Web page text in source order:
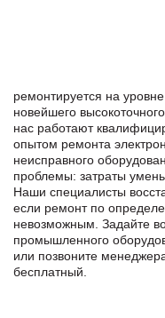
ремонтируется на
новейшего
нас работают
опытом ремонта
неисправного
проблемы: затраты
Наши специалисты
если ремонт по
невозможным. Задайте
промышленного
или позвоните
бесплатный.